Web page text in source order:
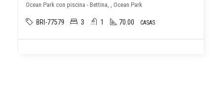
Ocean Park con piscina - Bettina, , Ocean Park
BRI-77579 3 1 70.00 CASAS